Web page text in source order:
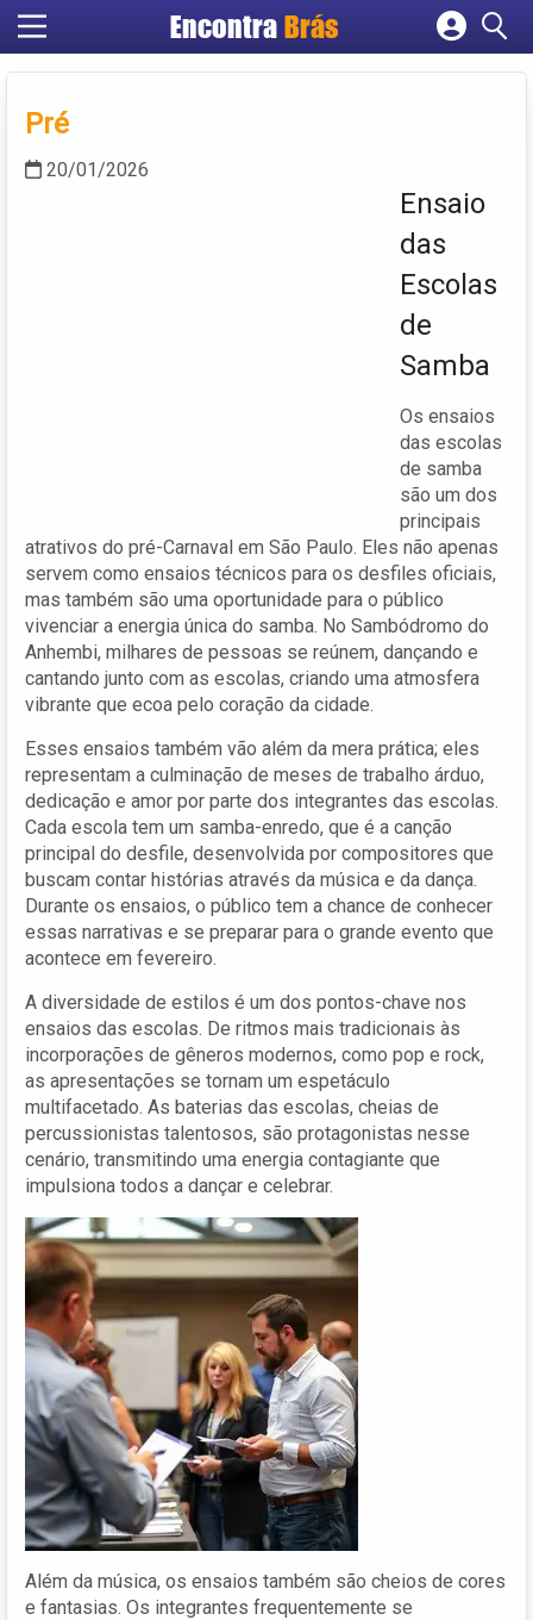
Encontra Brás
Cadastrar empresa
Pré
20/01/2026
Ensaio
das
Escolas
de
Samba
Os ensaios
das escolas
de samba
são um dos
principais
atrativos do pré-Carnaval em São Paulo. Eles não apenas
servem como ensaios técnicos para os desfiles oficiais,
mas também são uma oportunidade para o público
vivenciar a energia única do samba. No Sambódromo do
Anhembi, milhares de pessoas se reúnem, dançando e
cantando junto com as escolas, criando uma atmosfera
vibrante que ecoa pelo coração da cidade.
Esses ensaios também vão além da mera prática; eles
representam a culminação de meses de trabalho árduo,
dedicação e amor por parte dos integrantes das escolas.
Cada escola tem um samba-enredo, que é a canção
principal do desfile, desenvolvida por compositores que
buscam contar histórias através da música e da dança.
Durante os ensaios, o público tem a chance de conhecer
essas narrativas e se preparar para o grande evento que
acontece em fevereiro.
A diversidade de estilos é um dos pontos-chave nos
ensaios das escolas. De ritmos mais tradicionais às
incorporações de gêneros modernos, como pop e rock,
as apresentações se tornam um espetáculo
multifacetado. As baterias das escolas, cheias de
percussionistas talentosos, são protagonistas nesse
cenário, transmitindo uma energia contagiante que
impulsiona todos a dançar e celebrar.
Além da música, os ensaios também são cheios de cores
e fantasias. Os integrantes frequentemente se